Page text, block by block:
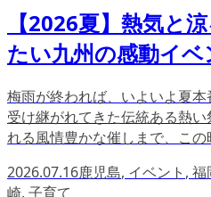
【2026夏】熱気と
たい九州の感動イ
梅雨が終われば、いよいよ夏
受け継がれてきた伝統ある熱
れる風情豊かな催しまで、こ
2026.07.16鹿児島, イベント , 福
崎, 子育て